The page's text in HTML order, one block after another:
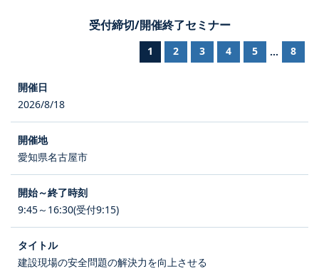
受付締切/開催終了セミナー
1 2 3 4 5 ... 8
2026/8/18
愛知県名古屋市
9:45～16:30(受付9:15)
建設現場の安全問題の解決力を向上させる